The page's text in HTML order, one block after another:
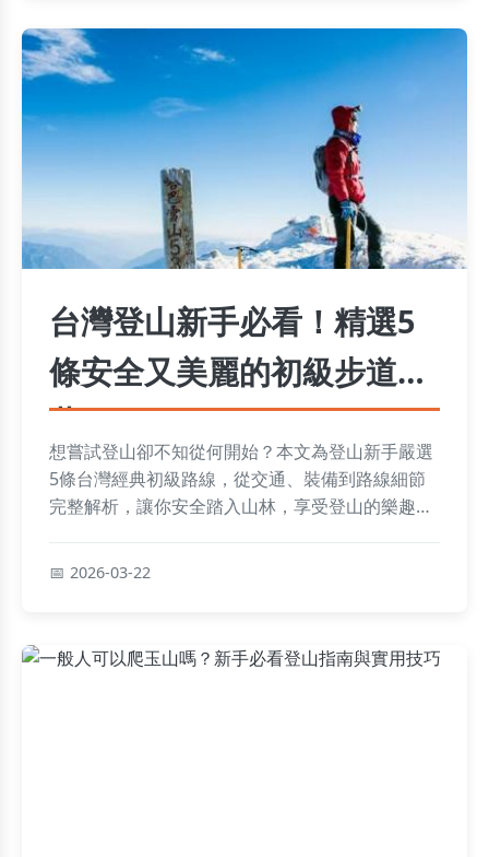
台灣登山新手必看！精選5
條安全又美麗的初級步道推
薦
想嘗試登山卻不知從何開始？本文為登山新手嚴選
5條台灣經典初級路線，從交通、裝備到路線細節
完整解析，讓你安全踏入山林，享受登山的樂趣與
2026-03-22